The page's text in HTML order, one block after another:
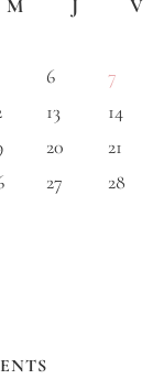
M J V
6 7
13 14
20 21
27 28